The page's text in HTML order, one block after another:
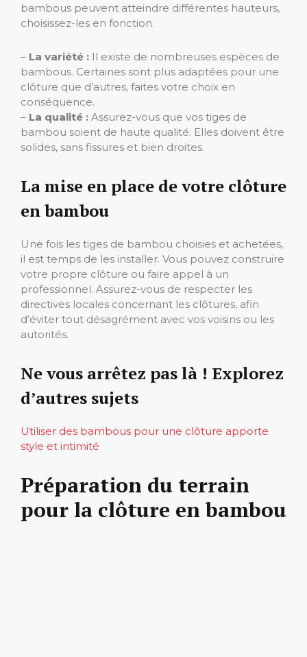
bambous peuvent atteindre différentes hauteurs,
choisissez-les en fonction.
– La variété : Il existe de nombreuses espèces de
bambous. Certaines sont plus adaptées pour une
clôture que d’autres, faites votre choix en
conséquence.
– La qualité : Assurez-vous que vos tiges de
bambou soient de haute qualité. Elles doivent être
solides, sans fissures et bien droites.
La mise en place de votre clôture
en bambou
Une fois les tiges de bambou choisies et achetées,
il est temps de les installer. Vous pouvez construire
votre propre clôture ou faire appel à un
professionnel. Assurez-vous de respecter les
directives locales concernant les clôtures, afin
d’éviter tout désagrément avec vos voisins ou les
autorités.
Ne vous arrêtez pas là ! Explorez
d’autres sujets
Utiliser des bambous pour une clôture apporte
style et intimité
Préparation du terrain
pour la clôture en bambou